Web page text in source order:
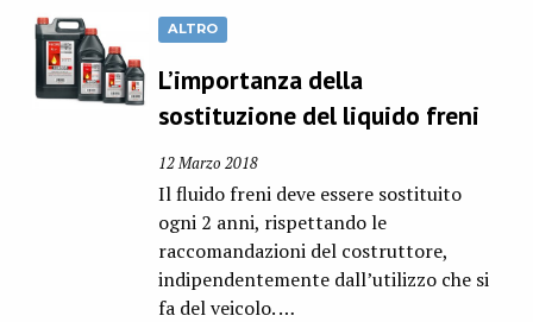
ALTRO
L’importanza della
sostituzione del liquido freni
12 Marzo 2018
Il fluido freni deve essere sostituito
ogni 2 anni, rispettando le
raccomandazioni del costruttore,
indipendentemente dall’utilizzo che si
fa del veicolo. …